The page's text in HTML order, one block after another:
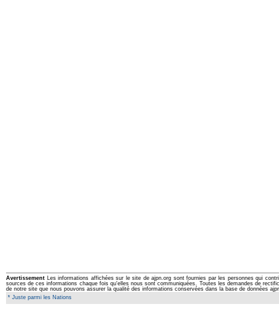
Avertissement Les informations affichées sur le site de ajpn.org sont fournies par les personnes qui
sources de ces informations chaque fois qu'elles nous sont communiquées. Toutes les demandes de
de notre site que nous pouvons assurer la qualité des informations conservées dans la base de données
* Juste parmi les Nations